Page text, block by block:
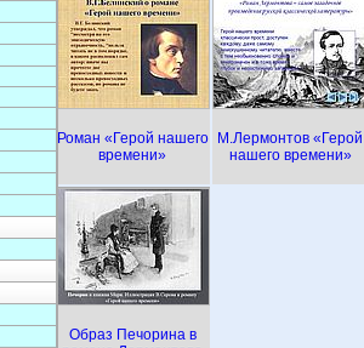
Роман «Герой нашего
времени»
М.Лермонтов «Герой
нашего времени»
Образ Печорина в